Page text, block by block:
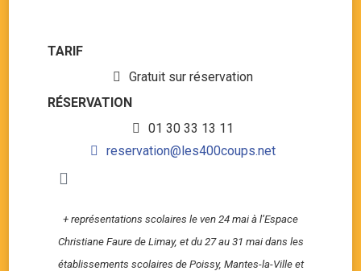
TARIF
Gratuit sur réservation
RÉSERVATION
01 30 33 13 11
reservation@les400coups.net
+ représentations scolaires le ven 24 mai à l’Espace
Christiane Faure de Limay, et du 27 au 31 mai dans les
établissements scolaires de Poissy, Mantes-la-Ville et